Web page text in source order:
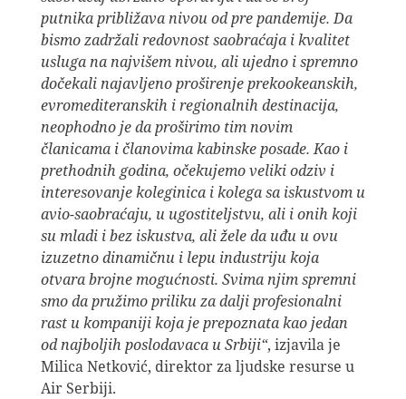
putnika približava nivou od pre pandemije. Da
bismo zadržali redovnost saobraćaja i kvalitet
usluga na najvišem nivou, ali ujedno i spremno
dočekali najavljeno proširenje prekookeanskih,
evromediteranskih i regionalnih destinacija,
neophodno je da proširimo tim novim
članicama i članovima kabinske posade. Kao i
prethodnih godina, očekujemo veliki odziv i
interesovanje koleginica i kolega sa iskustvom u
avio-saobraćaju, u ugostiteljstvu, ali i onih koji
su mladi i bez iskustva, ali žele da uđu u ovu
izuzetno dinamičnu i lepu industriju koja
otvara brojne mogućnosti. Svima njim spremni
smo da pružimo priliku za dalji profesionalni
rast u kompaniji koja je prepoznata kao jedan
od najboljih poslodavaca u Srbiji“, izjavila je
Milica Netković, direktor za ljudske resurse u
Air Serbiji.